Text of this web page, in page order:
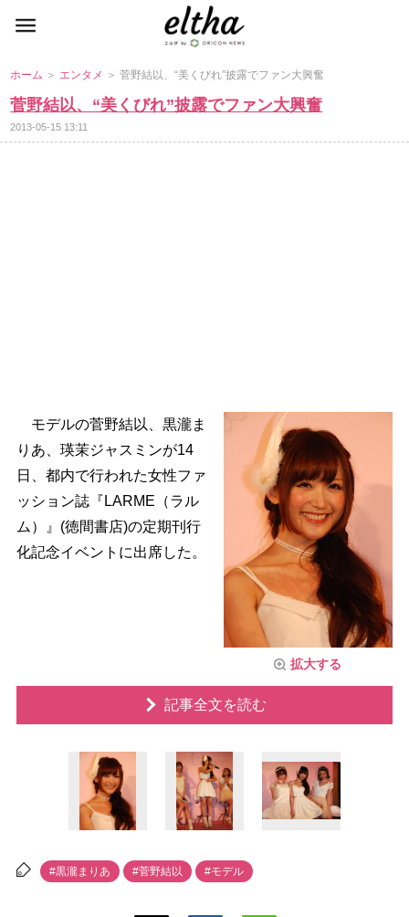
ホーム ＞ エンタメ ＞ 菅野結以、“美くびれ”披露でファン大興奮
菅野結以、“美くびれ”披露でファン大興奮
2013-05-15 13:11
拡大する
モデルの菅野結以、黒瀧ま
りあ、瑛茉ジャスミンが14
日、都内で行われた女性ファ
ッション誌『LARME（ラル
ム）』(徳間書店)の定期刊行
化記念イベントに出席した。
記事全文を読む
#黒瀧まりあ #菅野結以 #モデル